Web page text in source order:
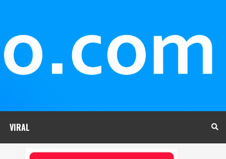
VIRAL